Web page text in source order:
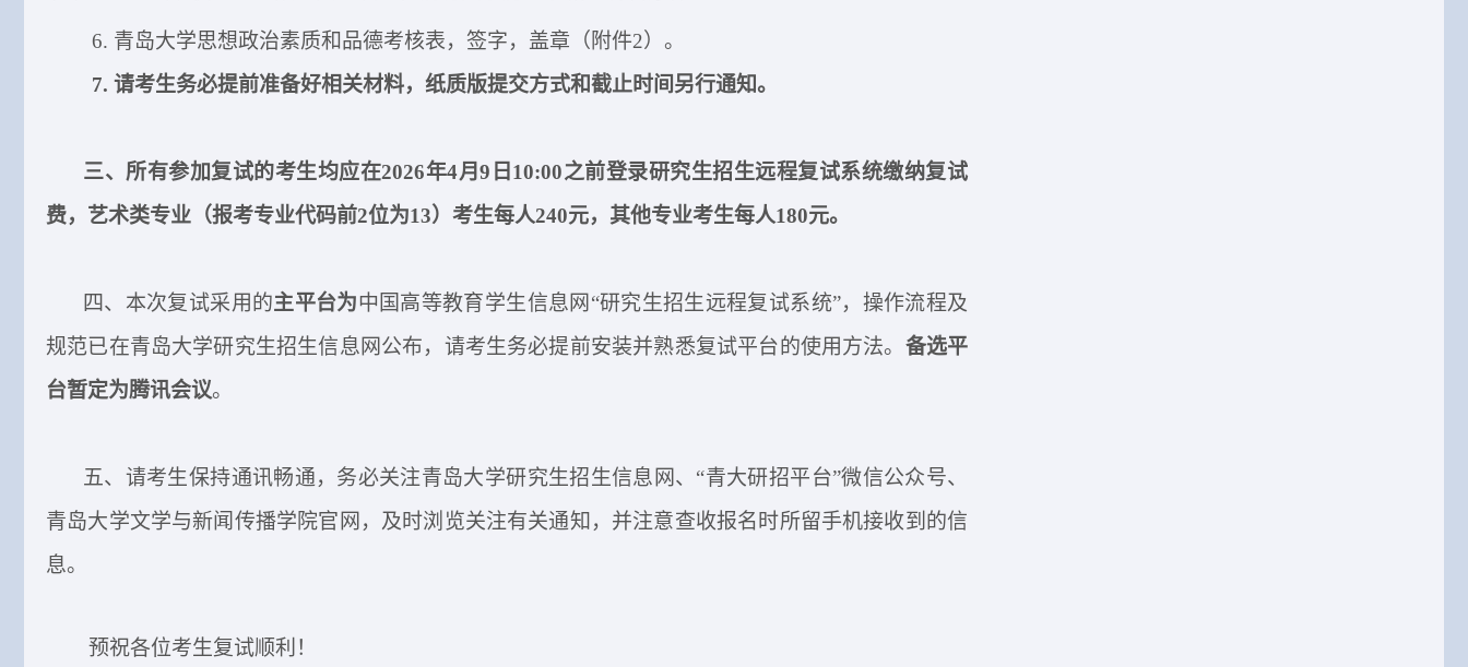
6. 青岛大学思想政治素质和品德考核表，签字，盖章（附件2） 。
7. 请考生务必提前准备好相关材料， 纸质版提交方式和截止时间另行通知。
三、 所有参加复试的考生均应在2026年4月9日10:00之前登录研究生招生远程复试系统缴纳复试
费，艺术类专业（报考专业代码前2位为13）考生每人240元，其他专业考生每人180元。
四、本次复试采用的主平台为中国高等教育学生信息网 “研究生招生远程复试系统”，操作流程及
规范已在青岛大学研究生招生信息网公布，请考生务必提前安装并熟悉复试平台的使用方法。 备选平
台暂定为腾讯会议。
五、 请考生保持通讯畅通，务必关注青岛大学研究生招生信息网、 “青大研招平台”微信公众号、
青岛大学文学与新闻传播学院官网，及时浏览关注有关通知，并注意查收报名 时所留手机接收到的信
息。
预祝各位考生复试顺利！